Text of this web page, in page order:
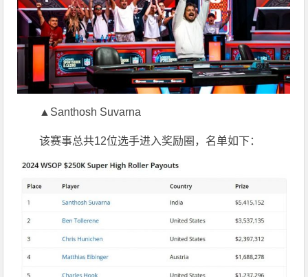
▲Santhosh Suvarna
该赛事总共12位选手进入奖励圈，名单如下：